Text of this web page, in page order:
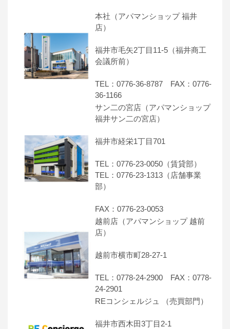
本社（アパマンショップ 福井
店）
福井市毛矢2丁目11-5（福井商工
会議所前）
TEL：0776-36-8787 FAX：0776-
36-1166
サン二の宮店（アパマンショップ
福井サン二の宮店）
福井市経栄1丁目701
TEL：0776-23-0050（賃貸部）
TEL：0776-23-1313（店舗事業
部）
FAX：0776-23-0053
越前店（アパマンショップ 越前
店）
越前市横市町28-27-1
TEL：0778-24-2900 FAX：0778-
24-2901
REコンシェルジュ （売買部門）
福井市西木田3丁目2-1